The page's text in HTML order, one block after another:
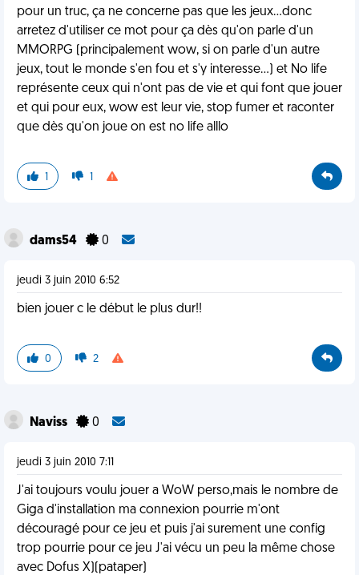
pour un truc, ça ne concerne pas que les jeux...donc
arretez d'utiliser ce mot pour ça dès qu'on parle d'un
MMORPG (principalement wow, si on parle d'un autre
jeux, tout le monde s'en fou et s'y interesse...) et No life
représente ceux qui n'ont pas de vie et qui font que jouer
et qui pour eux, wow est leur vie, stop fumer et raconter
que dès qu'on joue on est no life alllo
1 1
dams54 0
jeudi 3 juin 2010 6:52
bien jouer c le début le plus dur!!
0 2
Naviss 0
jeudi 3 juin 2010 7:11
J'ai toujours voulu jouer a WoW perso,mais le nombre de
Giga d'installation ma connexion pourrie m'ont
découragé pour ce jeu et puis j'ai surement une config
trop pourrie pour ce jeu J'ai vécu un peu la même chose
avec Dofus X)(pataper)